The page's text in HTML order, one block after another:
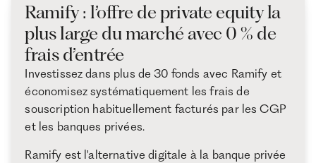
Ramify : l’offre de private equity la
plus large du marché avec 0 % de
frais d’entrée
Investissez dans plus de 30 fonds avec Ramify et
économisez systématiquement les frais de
souscription habituellement facturés par les CGP
et les banques privées.
Ramify est l'alternative digitale à la banque privée